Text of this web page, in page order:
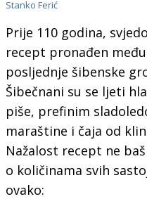
Stanko Ferić
Prije 110 godina,
recept pronađen
posljednje šibenske
Šibečnani su se ljeti
piše, prefinim
maraštine i čaja od
Nažalost recept ne
o količinama svih
ovako: